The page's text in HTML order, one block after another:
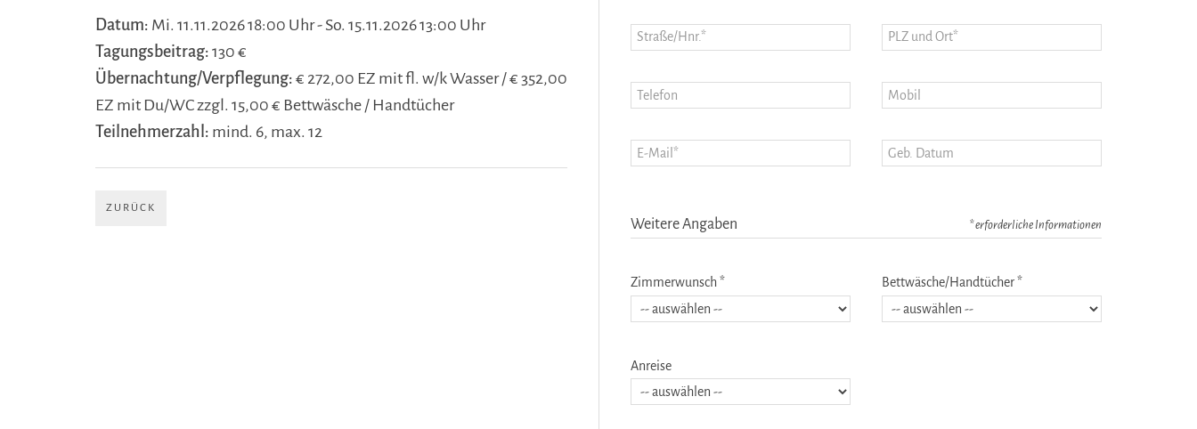
Datum: Mi. 11.11.2026 18:00 Uhr - So. 15.11.2026 13:00 Uhr
Tagungsbeitrag: 130 €
Übernachtung/Verpflegung: € 272,00 EZ mit fl. w/k Wasser / € 352,00
EZ mit Du/WC zzgl. 15,00 € Bettwäsche / Handtücher
Teilnehmerzahl: mind. 6, max. 12
ZURÜCK
Weitere Angaben * erforderliche Informationen
Zimmerwunsch * Bettwäsche/Handtücher *
Anreise